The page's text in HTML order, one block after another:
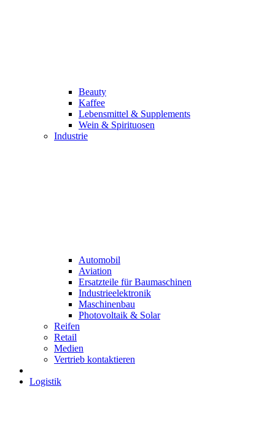
Beauty
Kaffee
Lebensmittel & Supplements
Wein & Spirituosen
Industrie
Automobil
Aviation
Ersatzteile für Baumaschinen
Industrieelektronik
Maschinenbau
Photovoltaik & Solar
Reifen
Retail
Medien
Vertrieb kontaktieren
Logistik